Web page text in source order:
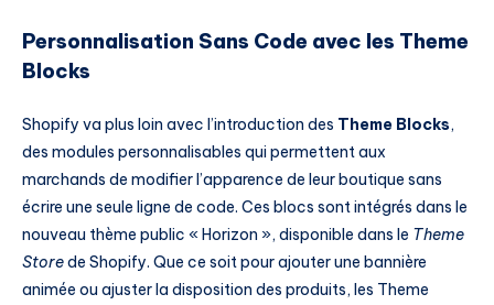
Personnalisation Sans Code avec les Theme
Blocks
Shopify va plus loin avec l’introduction des Theme Blocks,
des modules personnalisables qui permettent aux
marchands de modifier l’apparence de leur boutique sans
écrire une seule ligne de code. Ces blocs sont intégrés dans le
nouveau thème public « Horizon », disponible dans le Theme
Storede Shopify. Que ce soit pour ajouter une bannière
animée ou ajuster la disposition des produits, les Theme